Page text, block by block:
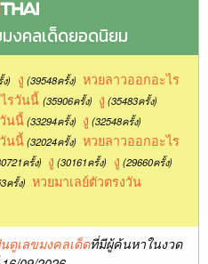
งคลเด็ดยอดนิยม
) งู (39548ครั้ง) หวยลาวออกอะไร
รวันนี้ (35906ครั้ง) งู (35483ครั้ง)
นนี้ (33294ครั้ง) งู (32548ครั้ง)
นนี้ (32024ครั้ง) หวยลาวออกอะไร
ครั้ง) งู (30161ครั้ง) งู (29660ครั้ง)
ครั้ง) หวยมาเลย์ตัวตรงวัน
ดูเลขมงคลเด็ดที่มีผู้ค้นหาในงวด